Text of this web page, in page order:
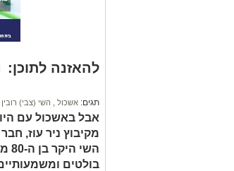
להאזנה לתוכן:
תגים: אשכול השי (צבי) רובין
אבל באשכול עם
מקיבוץ ניר עוז,
בולטים